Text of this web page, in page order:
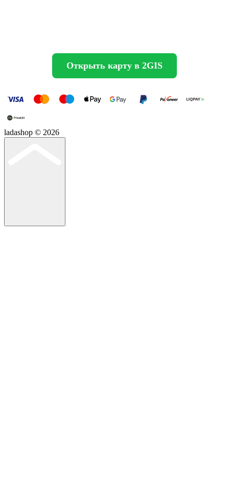
Открыть карту в 2GIS
ladashop © 2026